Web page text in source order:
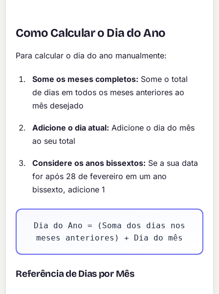
Como Calcular o Dia do Ano
Para calcular o dia do ano manualmente:
Some os meses completos: Some o total
de dias em todos os meses anteriores ao
mês desejado
Adicione o dia atual: Adicione o dia do mês
ao seu total
Considere os anos bissextos: Se a sua data
for após 28 de fevereiro em um ano
bissexto, adicione 1
Dia do Ano = (Soma dos dias nos
meses anteriores) + Dia do mês
Referência de Dias por Mês